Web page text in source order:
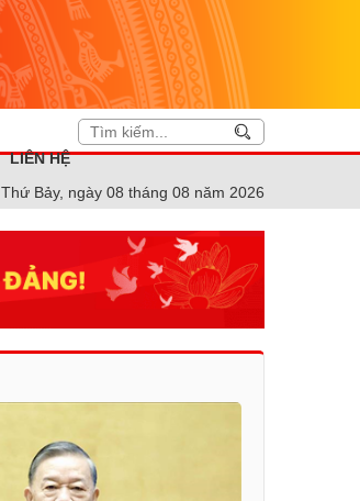
LIÊN HỆ
Thứ Bảy, ngày 08 tháng 08 năm 2026